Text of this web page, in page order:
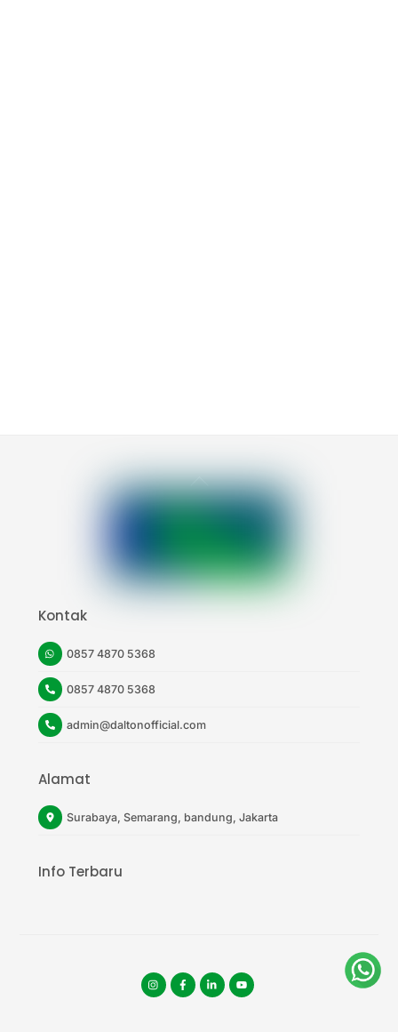
Back
To
Top
Kontak
0857 4870 5368
0857 4870 5368
admin@daltonofficial.com
Alamat
Surabaya, Semarang, bandung, Jakarta
Info Terbaru
Instagramfacebook
tiktokyoutube